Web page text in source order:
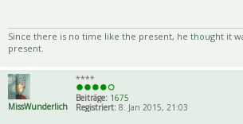
Since there is no time like the present, he thought it
present.
MissWunderlich
****
Beiträge: 1675
Registriert: 8. Jan 2015, 21:03